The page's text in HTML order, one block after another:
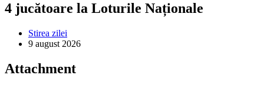
4 jucătoare la Loturile Naționale
Stirea zilei
9 august 2026
Attachment